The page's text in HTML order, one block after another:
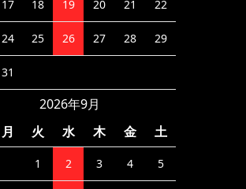
17 18 19 20 21 22
24 25 26 27 28 29
31
2026年9月
月 火 水 木 金 土
1 2 3 4 5